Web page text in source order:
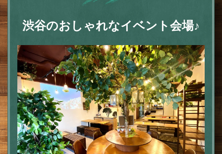
渋谷のおしゃれなイベント会場♪